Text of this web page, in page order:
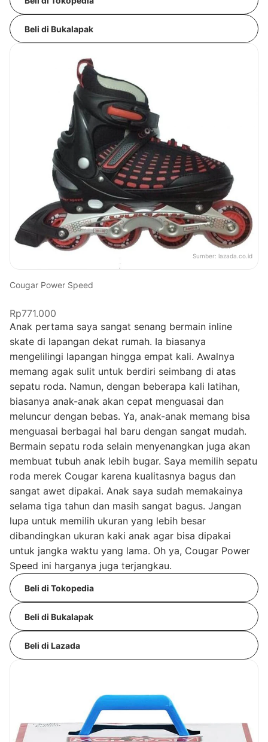
Beli di Bukalapak
Sumber: lazada.co.id
Cougar Power Speed
Rp771.000
Anak pertama saya sangat senang bermain inline
skate di lapangan dekat rumah. Ia biasanya
mengelilingi lapangan hingga empat kali. Awalnya
memang agak sulit untuk berdiri seimbang di atas
sepatu roda. Namun, dengan beberapa kali latihan,
biasanya anak-anak akan cepat menguasai dan
meluncur dengan bebas. Ya, anak-anak memang bisa
menguasai berbagai hal baru dengan sangat mudah.
Bermain sepatu roda selain menyenangkan juga akan
membuat tubuh anak lebih bugar. Saya memilih sepatu
roda merek Cougar karena kualitasnya bagus dan
sangat awet dipakai. Anak saya sudah memakainya
selama tiga tahun dan masih sangat bagus. Jangan
lupa untuk memilih ukuran yang lebih besar
dibandingkan ukuran kaki anak agar bisa dipakai
untuk jangka waktu yang lama. Oh ya, Cougar Power
Speed ini harganya juga terjangkau.
Beli di Tokopedia
Beli di Bukalapak
Beli di Lazada